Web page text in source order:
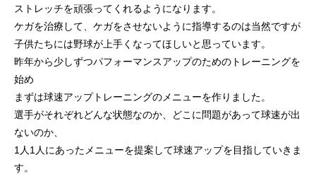
ストレッチを頑張ってくれるようになります。
ケガを治療して、ケガをさせないように指導するのは当然ですが
子供たちには野球が上手くなってほしいと思っています。
昨年から少しずつパフォーマンスアップのためのトレーニングを
始め
まずは球速アップトレーニングのメニューを作りました。
選手がそれぞれどんな状態なのか、どこに問題があって球速が出
ないのか、
1人1人にあったメニューを提案して球速アップを目指していきま
す。